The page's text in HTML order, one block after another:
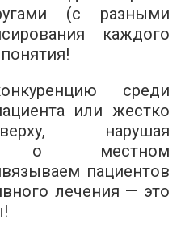
(с разными
каждого
среди
или жестко
нарушая
о местном
пациентов
лечения — это